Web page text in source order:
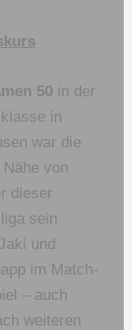
50 in der
in
war die
von
dieser
sein
und
im Match-
– auch
weiteren